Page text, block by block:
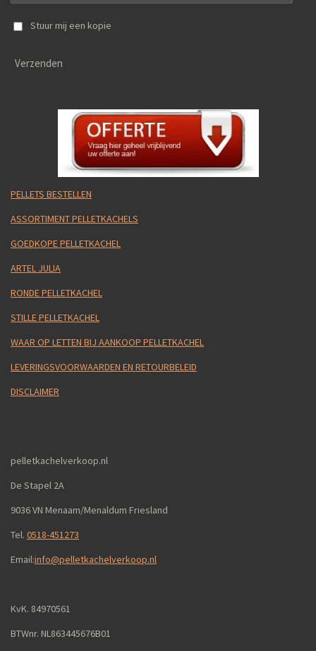
Stuur mij een kopie
Verzenden
PELLETS BESTELLEN
ASSORTIMENT PELLETKACHELS
GOEDKOPE PELLETKACHEL
ARTEL JULIA
RONDE PELLETKACHEL
STILLE PELLETKACHEL
WAAR OP LETTEN BIJ AANKOOP PELLETKACHEL
LEVERINGSVOORWAARDEN EN RETOURBELEID
DISCLAIMER
pelletkachelverkoop.nl
De Stapel 2A
9036 VN Menaam/Menaldum Friesland
Tel. 0518-451273
Email:info@pelletkachelverkoop.nl
KvK. 84970561
BTWnr. NL863445676B01